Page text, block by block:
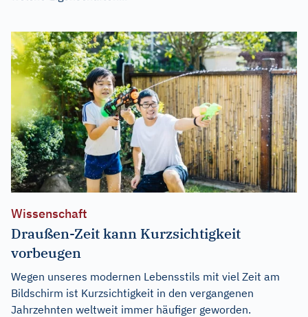
Wissenschaft
Draußen-Zeit kann Kurzsichtigkeit
vorbeugen
Wegen unseres modernen Lebensstils mit viel Zeit am
Bildschirm ist Kurzsichtigkeit in den vergangenen
Jahrzehnten weltweit immer häufiger geworden.